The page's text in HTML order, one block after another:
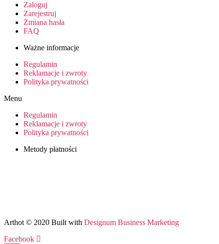
Zaloguj
Zarejestruj
Zmiana hasła
FAQ
Ważne informacje
Regulamin
Reklamacje i zwroty
Polityka prywatności
Menu
Regulamin
Reklamacje i zwroty
Polityka prywatności
Metody płatności
Arthot © 2020 Built with Designum Business Marketing
Facebook